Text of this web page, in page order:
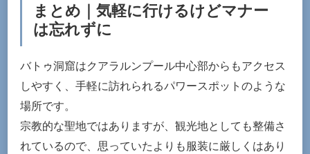
まとめ｜気軽に行けるけどマナー
は忘れずに
バトゥ洞窟はクアラルンプール中心部からもアクセス
しやすく、手軽に訪れられるパワースポットのような
場所です。
宗教的な聖地ではありますが、観光地としても整備さ
れているので、思っていたよりも服装に厳しくはあり